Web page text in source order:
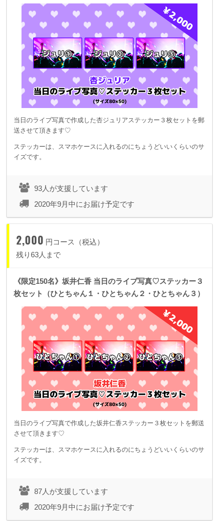
当日のライブ写真で作成した杏ジュリアステッカー３枚セットを郵
送させて頂きます♡
ステッカーは、スマホケースに入れるのにちょうどいいくらいのサ
イズです。
93人が支援しています
2020年9月中にお届け予定です
2,000 円コース（税込）
残り63人まで
《限定150名》坂井仁香 当日のライブ写真♡ステッカー３
枚セット（ひとちゃん１・ひとちゃん２・ひとちゃん３）
当日のライブ写真で作成した坂井仁香ステッカー３枚セットを郵送
させて頂きます♡
ステッカーは、スマホケースに入れるのにちょうどいいくらいのサ
イズです。
87人が支援しています
2020年9月中にお届け予定です